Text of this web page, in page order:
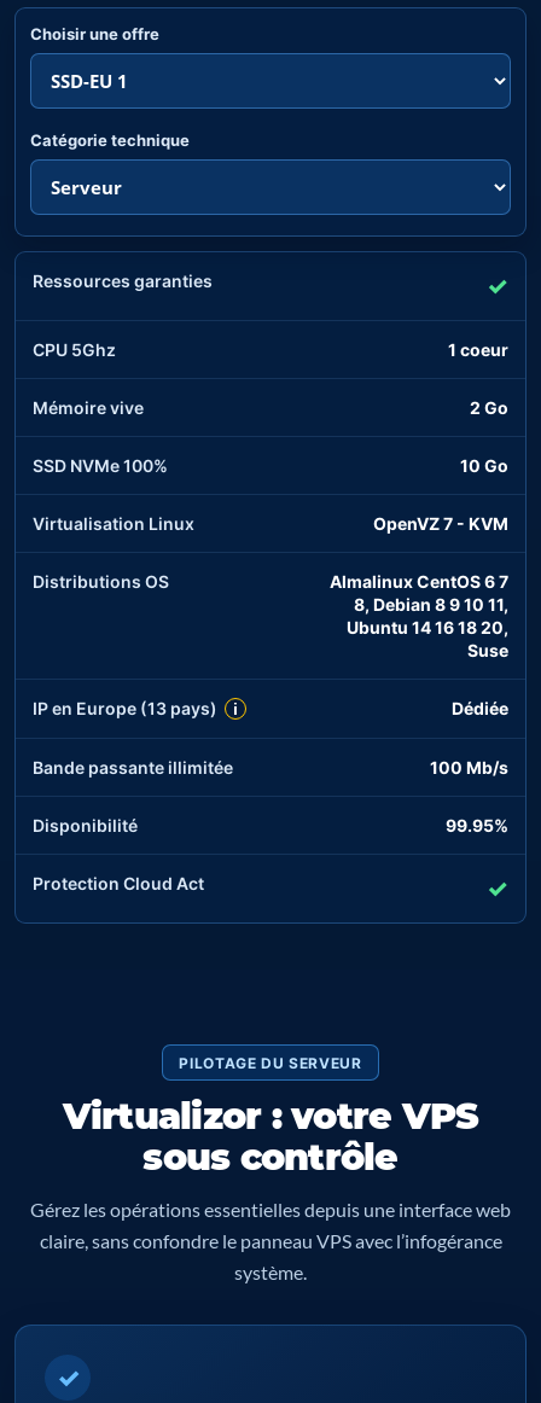
Choisir une offre
Catégorie technique
Ressources garanties ✓
CPU 5Ghz 1 coeur
Mémoire vive 2 Go
SSD NVMe 100% 10 Go
Virtualisation Linux OpenVZ 7 - KVM
Distributions OS
Almalinux CentOS 6 7
8, Debian 8 9 10 11,
Ubuntu 14 16 18 20,
Suse
IP en Europe (13 pays) i Dédiée
Bande passante illimitée 100 Mb/s
Disponibilité 99.95%
Protection Cloud Act ✓
PILOTAGE DU SERVEUR
Virtualizor : votre VPS
sous contrôle
Gérez les opérations essentielles depuis une interface web
claire, sans confondre le panneau VPS avec l’infogérance
système.
✓